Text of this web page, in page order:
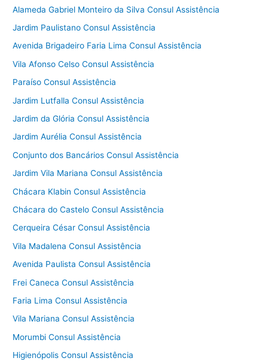
Alameda Gabriel Monteiro da Silva Consul Assistência
Jardim Paulistano Consul Assistência
Avenida Brigadeiro Faria Lima Consul Assistência
Vila Afonso Celso Consul Assistência
Paraíso Consul Assistência
Jardim Lutfalla Consul Assistência
Jardim da Glória Consul Assistência
Jardim Aurélia Consul Assistência
Conjunto dos Bancários Consul Assistência
Jardim Vila Mariana Consul Assistência
Chácara Klabin Consul Assistência
Chácara do Castelo Consul Assistência
Cerqueira César Consul Assistência
Vila Madalena Consul Assistência
Avenida Paulista Consul Assistência
Frei Caneca Consul Assistência
Faria Lima Consul Assistência
Vila Mariana Consul Assistência
Morumbi Consul Assistência
Higienópolis Consul Assistência